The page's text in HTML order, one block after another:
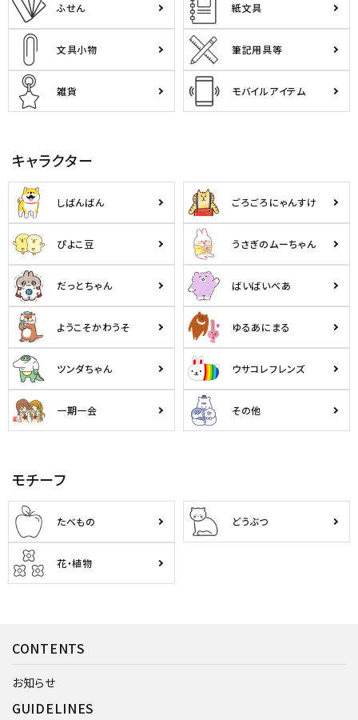
ふせん 紙文具
文具小物 筆記用具等
雑貨 モバイルアイテム
キャラクター
しばんばん ごろごろにゃんすけ
ぴよこ豆 うさぎのムーちゃん
だっとちゃん ばいばいべあ
ようこそかわうそ ゆるあにまる
ツンダちゃん ウサコレフレンズ
一期一会 その他
モチーフ
たべもの どうぶつ
花・植物
CONTENTS
お知らせ
GUIDELINES